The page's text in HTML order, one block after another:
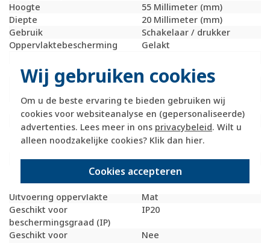
Wij gebruiken cookies
Om u de beste ervaring te bieden gebruiken wij
cookies voor websiteanalyse en (gepersonaliseerde)
advertenties. Lees meer in ons privacybeleid. Wilt u
alleen noodzakelijke cookies? Klik dan hier.
Cookies accepteren
Hoogte
55 Millimeter (mm)
Diepte
20 Millimeter (mm)
Gebruik
Schakelaar / drukker
Oppervlaktebescherming
Gelakt
Materiaal
Kunststof
Bevestigingswijze
Klem- /
schroefbevestiging
Opdruk/indicatie
Symbolen "1" en "0"
Controlevenster/verlicht
Nee
RAL-nummer
(vergelijkbaar)
7021
Met indicatieveld
Nee
lens/symbool
Nee
Uitvoering oppervlakte
Mat
Geschikt voor
beschermingsgraad (IP)
IP20
Geschikt voor
Nee